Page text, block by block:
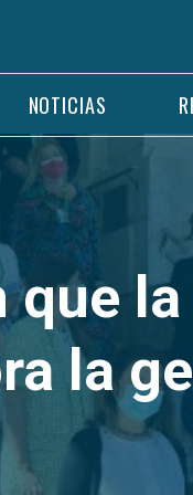
NOTICIAS
que la
la